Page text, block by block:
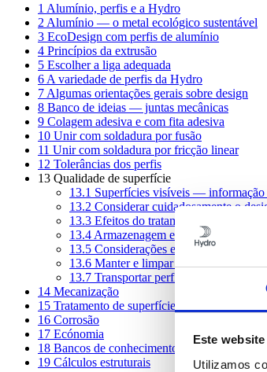
Este
Utilizamos
1 Alumínio, perfis e a Hydro
2 Alumínio — o metal ecológico sustentável
3 EcoDesign com perfis de alumínio
4 Princípios da extrusão
5 Escolher a liga adequada
6 A variedade de perfis da Hydro
7 Algumas orientações gerais sobre design
8 Banco de ideias — juntas mecânicas
9 Colagem adesiva e com fita adesiva
10 Unir com soldadura por fusão
11 Unir com soldadura por fricção linear
12 Tolerâncias dos perfis
13 Qualidade de superfície
13.1 Superfícies visíveis — informação
13.2 Considerar cuidadosamente o
13.3 Efeitos do tratamento de superfície
13.4 Armazenagem e manuseamento
13.5 Considerações especiais sobre
13.6 Manter e limpar perfis com
13.7 Transportar perfis
14 Mecanização
15 Tratamento de superfície
16 Corrosão
17 Ecónomia
18 Bancos de conhecimento e partilha
19 Cálculos estruturais